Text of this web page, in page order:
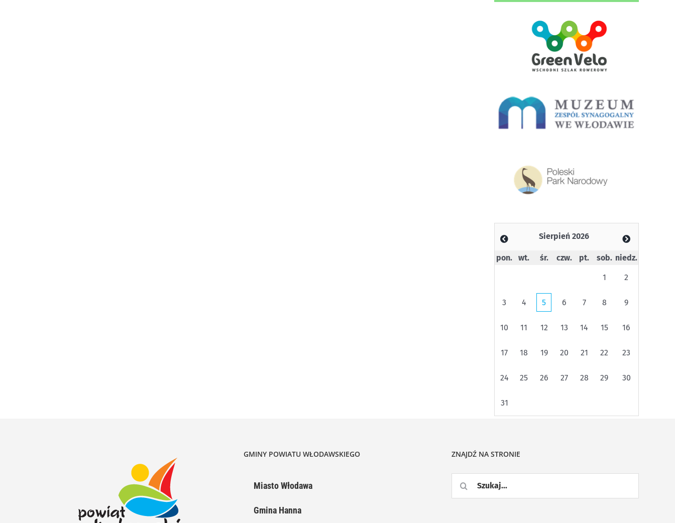
Sierpień 2026
pon. wt. śr. czw. pt. sob. niedz.
1 2
3 4 5 6 7 8 9
10 11 12 13 14 15 16
17 18 19 20 21 22 23
24 25 26 27 28 29 30
31
GMINY POWIATU WŁODAWSKIEGO
Miasto Włodawa
Gmina Hanna
ZNAJDŹ NA STRONIE